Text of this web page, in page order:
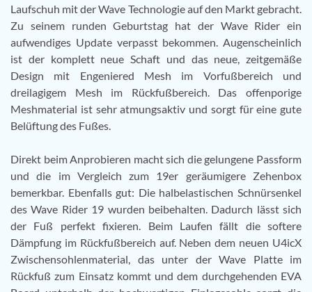
Laufschuh mit der Wave Technologie auf den Markt gebracht.
Zu seinem runden Geburtstag hat der Wave Rider ein
aufwendiges Update verpasst bekommen. Augenscheinlich
ist der komplett neue Schaft und das neue, zeitgemäße
Design mit Engeniered Mesh im Vorfußbereich und
dreilagigem Mesh im Rückfußbereich. Das offenporige
Meshmaterial ist sehr atmungsaktiv und sorgt für eine gute
Belüftung des Fußes.
Direkt beim Anprobieren macht sich die gelungene Passform
und die im Vergleich zum 19er geräumigere Zehenbox
bemerkbar. Ebenfalls gut: Die halbelastischen Schnürsenkel
des Wave Rider 19 wurden beibehalten. Dadurch lässt sich
der Fuß perfekt fixieren. Beim Laufen fällt die softere
Dämpfung im Rückfußbereich auf. Neben dem neuen U4icX
Zwischensohlenmaterial, das unter der Wave Platte im
Rückfuß zum Einsatz kommt und dem durchgehenden EVA